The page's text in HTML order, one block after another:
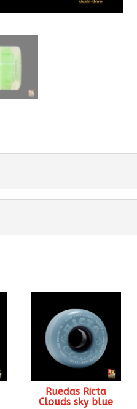
Ruedas Ricta
Clouds sky blue